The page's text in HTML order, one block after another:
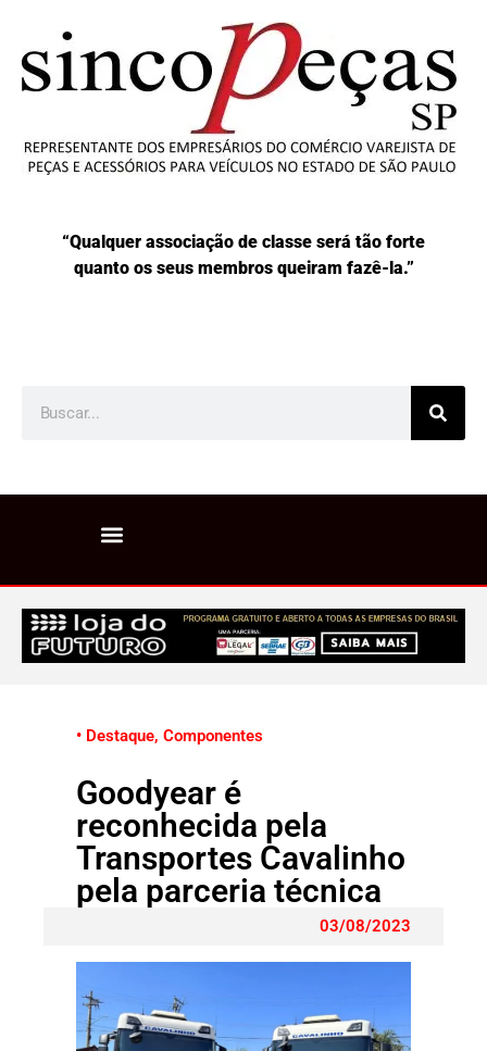
“Qualquer associação de classe será tão forte
quanto os seus membros queiram fazê-la.”
• Destaque, Componentes
Goodyear é
reconhecida pela
Transportes Cavalinho
pela parceria técnica
03/08/2023